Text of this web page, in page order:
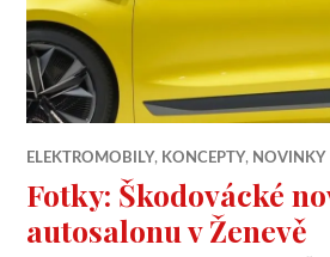
ELEKTROMOBILY, KONCEPTY, NOVINKY
Fotky: Škodovácké
autosalonu v Ženevě